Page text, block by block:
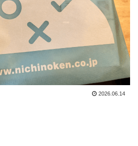
2026.06.14